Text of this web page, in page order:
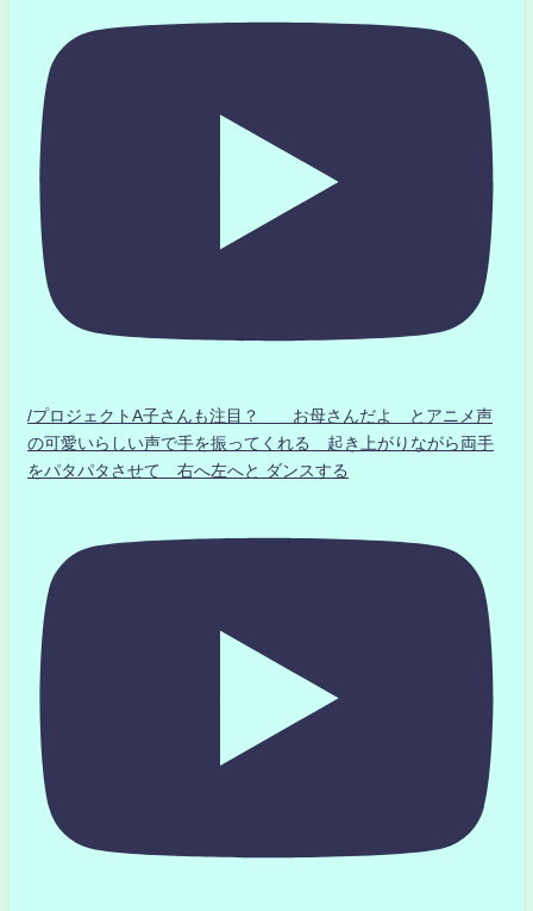
/プロジェクトA子さんも注目？ お母さんだよ とアニメ声
の可愛いらしい声で手を振ってくれる 起き上がりながら両手
をパタパタさせて 右へ左へと ダンスする